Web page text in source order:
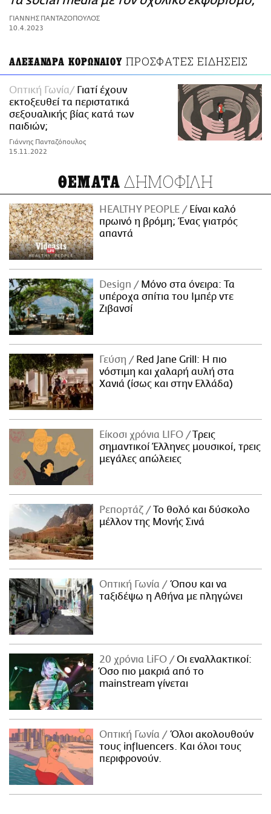
ΑΜΠΑ
PRINT
ΓΙΑΝΝΗΣ ΠΑΝΤΑΖΟΠΟΥΛΟΣ
10.4.2023
ΑΛΕΞΑΝΔΡΑ ΚΟΡΩΝΑΙΟΥ ΠΡΟΣΦΑΤΕΣ ΕΙΔΗΣΕΙΣ
Οπτική Γωνία
Γιατί έχουν
εκτοξευθεί τα περιστατικά
σεξουαλικής βίας κατά των
παιδιών;
Γιάννης Πανταζόπουλος
15.11.2022
ΘΕΜΑΤΑ ΔΗΜΟΦΙΛΗ
HEALTHY PEOPLE
Είναι καλό
πρωινό η βρόμη; Ένας γιατρός
απαντά
Design
Μόνο στα όνειρα: Τα
υπέροχα σπίτια του Ιμπέρ ντε
Ζιβανσί
Γεύση
Red Jane Grill: Η πιο
νόστιμη και χαλαρή αυλή στα
Χανιά (ίσως και στην Ελλάδα)
Είκοσι χρόνια LIFO
Tρεις
σημαντικοί Έλληνες μουσικοί, τρεις
μεγάλες απώλειες
Ρεπορτάζ
Το θολό και δύσκολο
μέλλον της Μονής Σινά
Οπτική Γωνία
Όπου και να
ταξιδέψω η Αθήνα με πληγώνει
20 χρόνια LiFO
Οι εναλλακτικοί:
Όσο πιο μακριά από το
mainstream γίνεται
Οπτική Γωνία
Όλοι ακολουθούν
τους influencers. Και όλοι τους
περιφρονούν.